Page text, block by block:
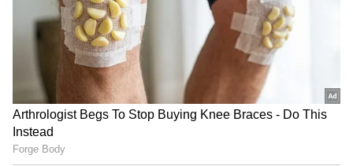
Image Credit :Asianet News
ಆರೋಗ್ಯದಲ್ಲಿ ಬದಲಾವಣೆ